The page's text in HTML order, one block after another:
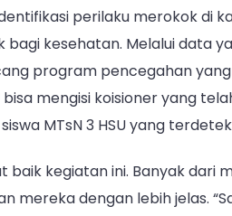
perilaku merokok di
kesehatan. Melalui data
program pencegahan
bisa mengisi koisioner yang
MTsN 3 HSU yang
baik kegiatan ini. Banyak
mereka dengan lebih jelas.